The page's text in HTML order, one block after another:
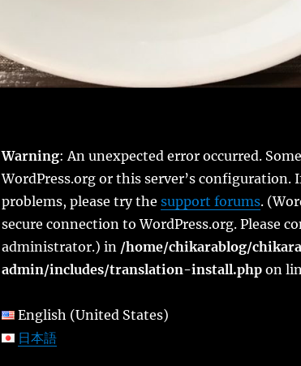
Warning: An unexpected error occurred.
WordPress.org or this server’s configuration.
problems, please try the support forums.
secure connection to WordPress.org. Please
administrator.) in /home/chikarablog/
admin/includes/translation-install.phpon
English (United States)
日本語